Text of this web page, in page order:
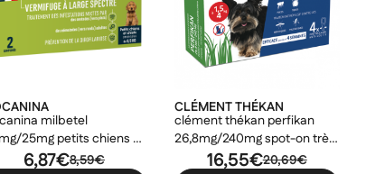
milbetel
25mg petits chiens et
2 comprimés
8,59€
6,87€
CLÉMENT THÉKAN
clément thékan perfikan
26,8mg/240mg spot-on très
petits chiens
20,69€
16,55€